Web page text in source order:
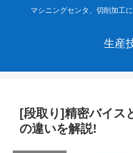
マシニングセンタ、切削加工
生産
[段取り]精密バイス
の違いを解説!